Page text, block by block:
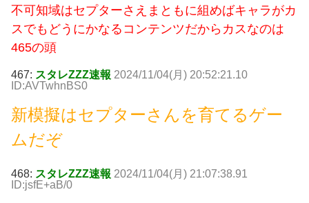
不可知域はセプターさえまともに組めばキャラがカ
スでもどうにかなるコンテンツだからカスなのは
465の頭
467: スタレZZZ速報 2024/11/04(月) 20:52:21.10
ID:AVTwhnBS0
新模擬はセプターさんを育てるゲー
ムだぞ
468: スタレZZZ速報 2024/11/04(月) 21:07:38.91
ID:jsfE+aB/0